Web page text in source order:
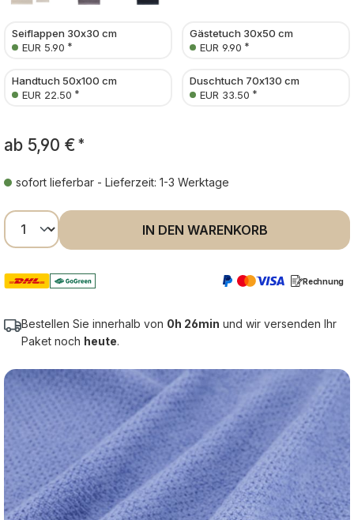
Seiflappen 30x30 cm
EUR 5.90 *
Gästetuch 30x50 cm
EUR 9.90 *
Handtuch 50x100 cm
EUR 22.50 *
Duschtuch 70x130 cm
EUR 33.50 *
ab 5,90 € *
sofort lieferbar - Lieferzeit: 1-3 Werktage
Produkt Anzahl: Gib den gewünschten
IN DEN WARENKORB
Rechnung
Bestellen Sie innerhalb von 0h 26min und wir versenden Ihr
Paket noch heute.